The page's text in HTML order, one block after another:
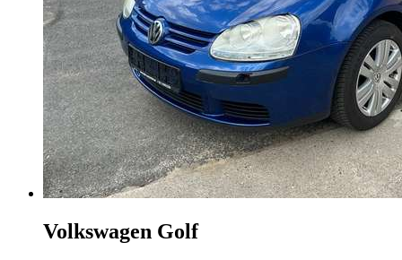
Volkswagen Golf